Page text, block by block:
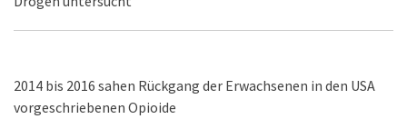
2014 bis 2016 sahen Rückgang der Erwachsenen in den USA
vorgeschriebenen Opioide